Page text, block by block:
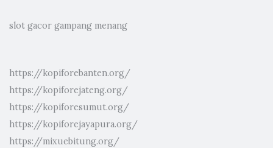
slot gacor gampang menang
https://kopiforebanten.org/
https://kopiforejateng.org/
https://kopiforesumut.org/
https://kopiforejayapura.org/
https://mixuebitung.org/